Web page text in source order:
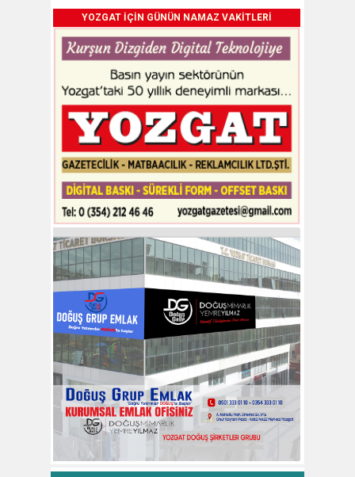
YOZGAT İÇİN GÜNÜN NAMAZ VAKİTLERİ